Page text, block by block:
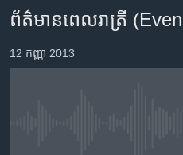
ទំព័រ​
ព័ត៌មាន​​
តែ​
ម្តង
ហេឡូវីអូអេ
កម្ពុជាច្នៃប្រតិដ្ឋ
YouTube
ព័ត៌មានពេលរាត្រី
12 កញ្ញា 2013